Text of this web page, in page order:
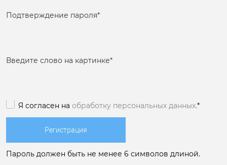
Подтверждение пароля*
Введите слово на картинке*
Я согласен на обработку персональных данных.*
Пароль должен быть не менее 6 символов длиной.